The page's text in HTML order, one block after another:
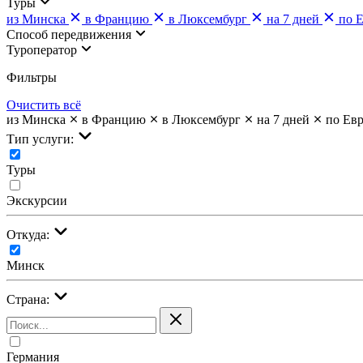
из Минска
в Францию в Люксембург на 7 дней
по
Cпособ передвижения
Туроператор
Фильтры
Очистить всё
из Минска
в Францию в Люксембург на 7 дней
по
Тип услуги:
Туры
Экскурсии
Откуда:
Минск
Страна:
Германия